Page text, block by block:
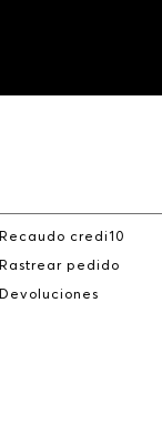
Recaudo credi10
Rastrear pedido
Devoluciones